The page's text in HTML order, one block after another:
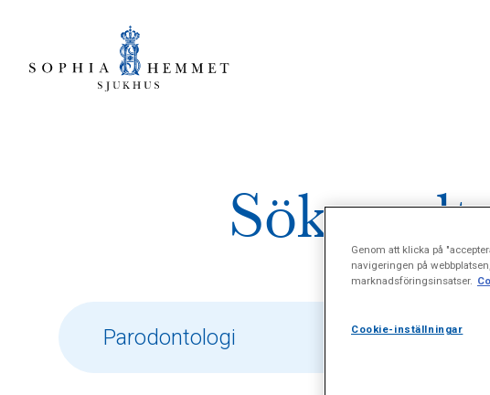
Genom att klicka på
navigeringen på
marknadsföringsinsatser.
Cookie-inställningar